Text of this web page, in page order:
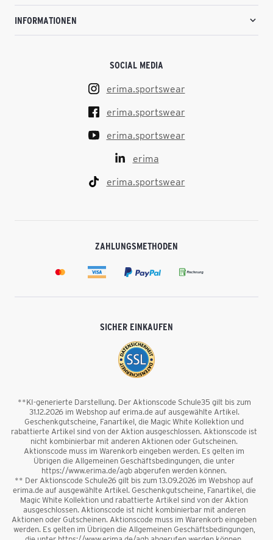
INFORMATIONEN
SOCIAL MEDIA
erima.sportswear
erima.sportswear
erima.sportswear
erima
erima.sportswear
ZAHLUNGSMETHODEN
SICHER EINKAUFEN
**KI-generierte Darstellung. Der Aktionscode Schule35 gilt bis zum
31.12.2026 im Webshop auf erima.de auf ausgewählte Artikel.
Geschenkgutscheine, Fanartikel, die Magic White Kollektion und
rabattierte Artikel sind von der Aktion ausgeschlossen. Aktionscode ist
nicht kombinierbar mit anderen Aktionen oder Gutscheinen.
Aktionscode muss im Warenkorb eingeben werden. Es gelten im
Übrigen die Allgemeinen Geschäftsbedingungen, die unter
https://www.erima.de/agb abgerufen werden können.
** Der Aktionscode Schule26 gilt bis zum 13.09.2026 im Webshop auf
erima.de auf ausgewählte Artikel. Geschenkgutscheine, Fanartikel, die
Magic White Kollektion und rabattierte Artikel sind von der Aktion
ausgeschlossen. Aktionscode ist nicht kombinierbar mit anderen
Aktionen oder Gutscheinen. Aktionscode muss im Warenkorb eingeben
werden. Es gelten im Übrigen die Allgemeinen Geschäftsbedingungen,